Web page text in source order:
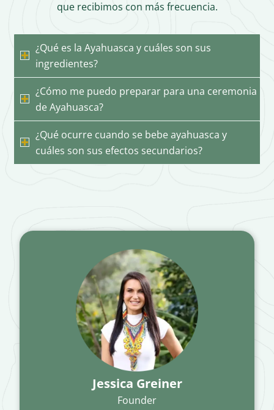
que recibimos con más frecuencia.
¿Qué es la Ayahuasca y cuáles son sus
ingredientes?
¿Cómo me puedo preparar para una ceremonia
de Ayahuasca?
¿Qué ocurre cuando se bebe ayahuasca y
cuáles son sus efectos secundarios?
Jessica Greiner
Founder